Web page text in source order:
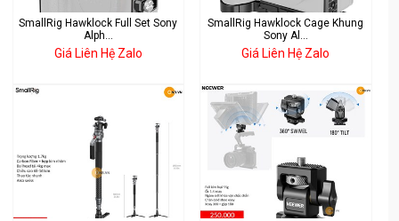
SmallRig Hawklock Full Set Sony
Alph...
Giá Liên Hệ Zalo
SmallRig Hawklock Cage Khung
Sony Al...
Giá Liên Hệ Zalo